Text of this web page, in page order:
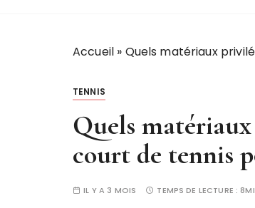
Accueil » Quels matériaux
TENNIS
Quels
court de tennis
IL Y A 3 MOIS TEMPS DE LECTURE :